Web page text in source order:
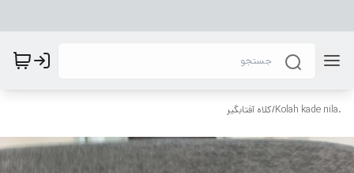
.Kolah kade nila
/کلاه آفتابگیر